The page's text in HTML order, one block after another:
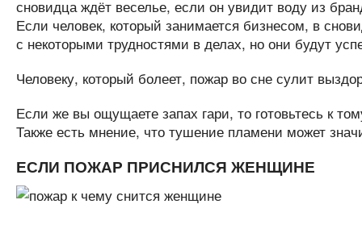
сновидца ждёт веселье, если он увидит воду из
Если человек, который занимается бизнесом, в
с некоторыми трудностями в делах, но они будут
Человеку, который болеет, пожар во сне сулит
Если же вы ощущаете запах гари, то готовьтесь к
Также есть мнение, что тушение пламени может
ЕСЛИ ПОЖАР ПРИСНИЛСЯ ЖЕНЩИНЕ